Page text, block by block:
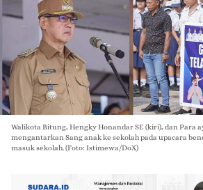
Walikota Bitung, Hengky Honandar SE (kiri), dan Para
mengantarkan Sang anak ke sekolah pada upacara
masuk sekolah. (Foto: Istimewa/DoX)